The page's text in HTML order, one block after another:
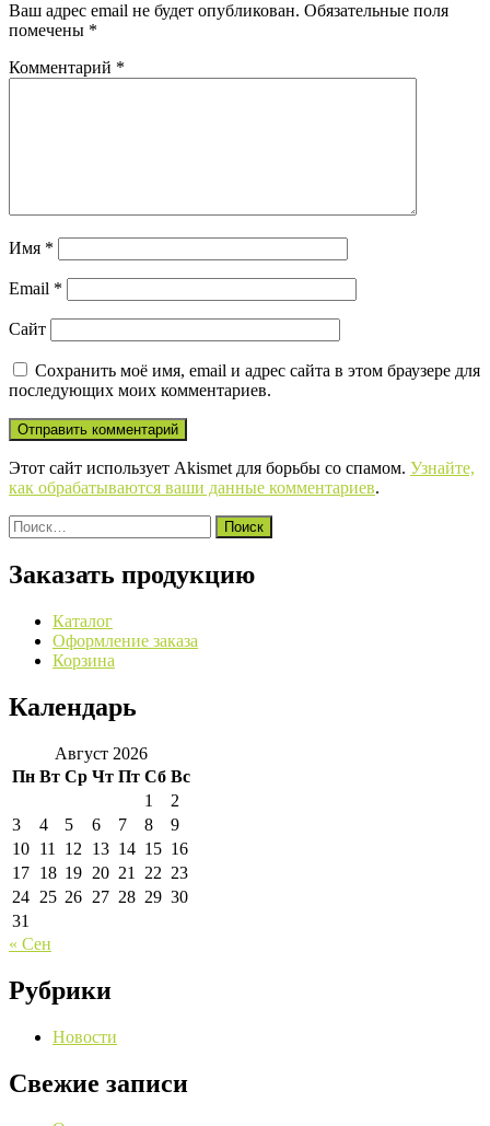
Ваш адрес email не будет опубликован. Обязательные поля
помечены *
Комментарий *
Имя *
Email *
Сайт
Сохранить моё имя, email и адрес сайта в этом браузере для
последующих моих комментариев.
Этот сайт использует Akismet для борьбы со спамом. Узнайте,
как обрабатываются ваши данные комментариев.
Найти:
Заказать продукцию
Каталог
Оформление заказа
Корзина
Календарь
Август 2026
Пн Вт Ср Чт Пт Сб Вс
1
2
3
4 5 6 7 8
9
10 11 12 13 14 15 16
17 18 19 20 21 22 23
24 25 26 27 28 29 30
31
« Сен
Рубрики
Новости
Свежие записи